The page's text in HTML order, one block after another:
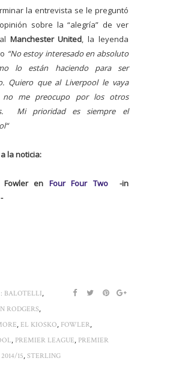
la entrevista se le preguntó
sobre la “alegría” de ver
Manchester United, la leyenda
“No estoy interesado en absoluto
lo están haciendo para ser
Quiero que al Liverpool le vaya
me preocupo por los otros
Mi prioridad es siempre el
la noticia:
Fowler en Four Four Two
-in
BALOTELLI,
RODGERS,
, EL KIOSKO, FOWLER,
, PREMIER LEAGUE, PREMIER
15, STERLING